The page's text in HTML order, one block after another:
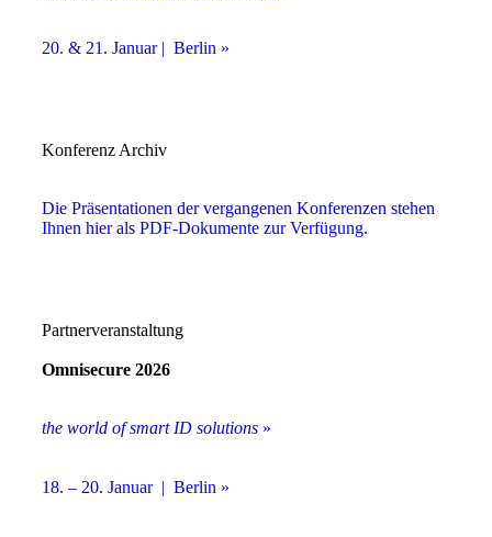
20. & 21. Januar | Berlin »
Konferenz Archiv
Die Präsentationen der vergangenen Konferenzen stehen
Ihnen hier als PDF-Dokumente zur Verfügung.
Partnerveranstaltung
Omnisecure 2026
the world of smart ID solutions »
18. – 20. Januar | Berlin »